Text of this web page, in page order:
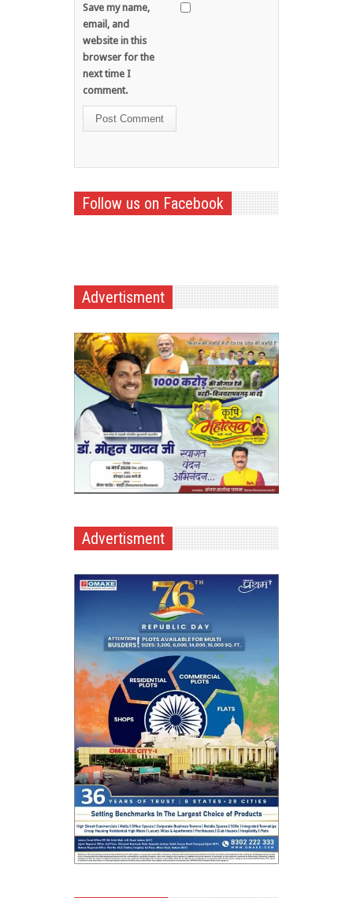
Save my name,
email, and
website in this
browser for the
next time I
comment.
Follow us on Facebook
Advertisment
Advertisment